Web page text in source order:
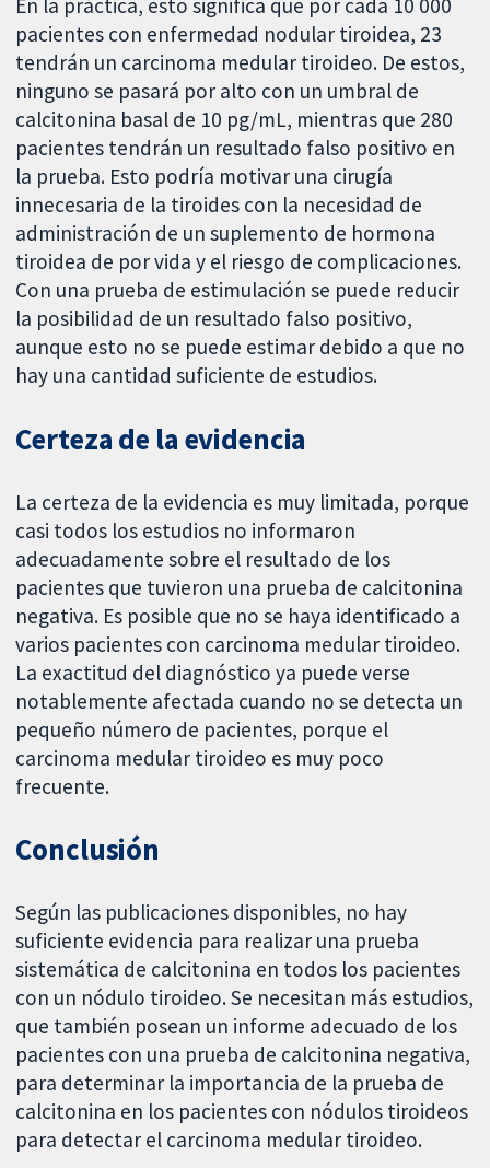
En la práctica, esto significa que por cada 10 000
pacientes con enfermedad nodular tiroidea, 23
tendrán un carcinoma medular tiroideo. De estos,
ninguno se pasará por alto con un umbral de
calcitonina basal de 10 pg/mL, mientras que 280
pacientes tendrán un resultado falso positivo en
la prueba. Esto podría motivar una cirugía
innecesaria de la tiroides con la necesidad de
administración de un suplemento de hormona
tiroidea de por vida y el riesgo de complicaciones.
Con una prueba de estimulación se puede reducir
la posibilidad de un resultado falso positivo,
aunque esto no se puede estimar debido a que no
hay una cantidad suficiente de estudios.
Certeza de la evidencia
La certeza de la evidencia es muy limitada, porque
casi todos los estudios no informaron
adecuadamente sobre el resultado de los
pacientes que tuvieron una prueba de calcitonina
negativa. Es posible que no se haya identificado a
varios pacientes con carcinoma medular tiroideo.
La exactitud del diagnóstico ya puede verse
notablemente afectada cuando no se detecta un
pequeño número de pacientes, porque el
carcinoma medular tiroideo es muy poco
frecuente.
Conclusión
Según las publicaciones disponibles, no hay
suficiente evidencia para realizar una prueba
sistemática de calcitonina en todos los pacientes
con un nódulo tiroideo. Se necesitan más estudios,
que también posean un informe adecuado de los
pacientes con una prueba de calcitonina negativa,
para determinar la importancia de la prueba de
calcitonina en los pacientes con nódulos tiroideos
para detectar el carcinoma medular tiroideo.